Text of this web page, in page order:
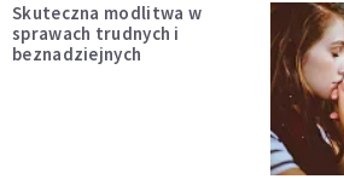
Skuteczna modlitwa w
sprawach trudnych i
beznadziejnych